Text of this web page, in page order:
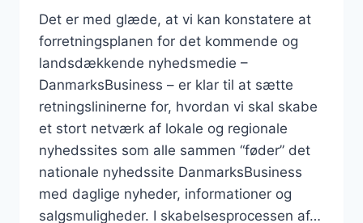
Det er med glæde, at vi kan konstatere at
forretningsplanen for det kommende og
landsdækkende nyhedsmedie –
DanmarksBusiness – er klar til at sætte
retningslininerne for, hvordan vi skal skabe
et stort netværk af lokale og regionale
nyhedssites som alle sammen “føder” det
nationale nyhedssite DanmarksBusiness
med daglige nyheder, informationer og
salgsmuligheder. I skabelsesprocessen af…